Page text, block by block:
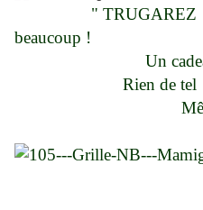
" TRUGAREZ
beaucoup !
Un cadeau et
Rien de tel pour
Même en